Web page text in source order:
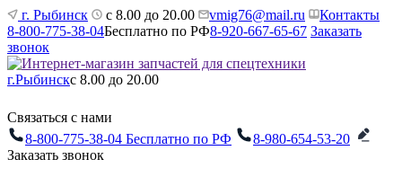
г. Рыбинск с 8.00 до 20.00 vmig76@mail.ru
Контакты
8-800-775-38-04Бесплатно по РФ8-920-667-65-67 Заказать
звонок
г.Рыбинскс 8.00 до 20.00
Связаться с нами
8-800-775-38-04 Бесплатно по РФ
8-980-654-53-20
Заказать звонок